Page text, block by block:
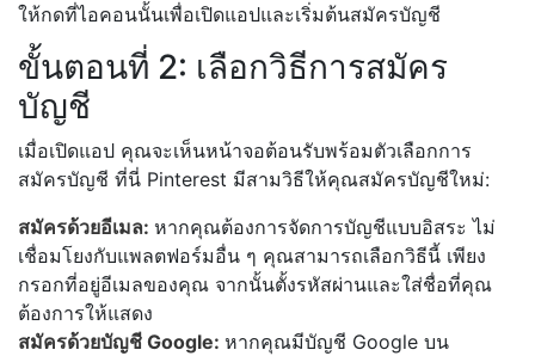
ให้กดที่ไอคอนนั้นเพื่อเปิดแอปและเริ่มต้นสมัครบัญชี
ขั้นตอนที่ 2: เลือกวิธีการสมัคร
บัญชี
เมื่อเปิดแอป คุณจะเห็นหน้าจอต้อนรับพร้อมตัวเลือกการ
สมัครบัญชี ที่นี่ Pinterest มีสามวิธีให้คุณสมัครบัญชีใหม่:
สมัครด้วยอีเมล: หากคุณต้องการจัดการบัญชีแบบอิสระ ไม่
เชื่อมโยงกับแพลตฟอร์มอื่น ๆ คุณสามารถเลือกวิธีนี้ เพียง
กรอกที่อยู่อีเมลของคุณ จากนั้นตั้งรหัสผ่านและใส่ชื่อที่คุณ
ต้องการให้แสดง
สมัครด้วยบัญชี Google: หากคุณมีบัญชี Google บน